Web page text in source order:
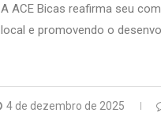
A ACE Bicas reafirma seu
local e promovendo o
4 de dezembro de 2025